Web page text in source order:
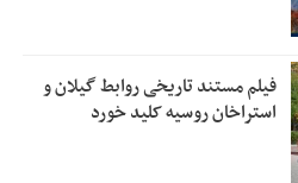
فیلم مستند تاریخی روابط گیلان و
استراخان روسیه کلید خورد